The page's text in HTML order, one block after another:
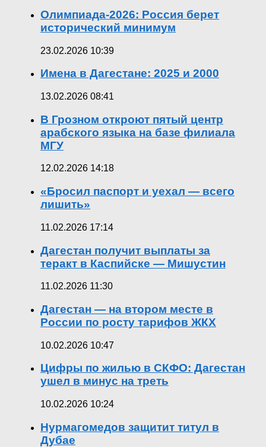
Олимпиада-2026: Россия берет
исторический минимум
23.02.2026 10:39
Имена в Дагестане: 2025 и 2000
13.02.2026 08:41
В Грозном откроют пятый центр
арабского языка на базе филиала
МГУ
12.02.2026 14:18
«Бросил паспорт и уехал — всего
лишить»
11.02.2026 17:14
Дагестан получит выплаты за
теракт в Каспийске — Мишустин
11.02.2026 11:30
Дагестан — на втором месте в
России по росту тарифов ЖКХ
10.02.2026 10:47
Цифры по жилью в СКФО: Дагестан
ушел в минус на треть
10.02.2026 10:24
Нурмагомедов защитит титул в
Дубае